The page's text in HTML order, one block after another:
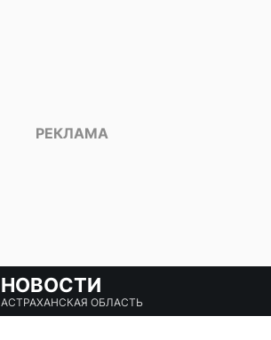
НОВОСТИ
АСТРАХАНСКАЯ ОБЛАСТЬ